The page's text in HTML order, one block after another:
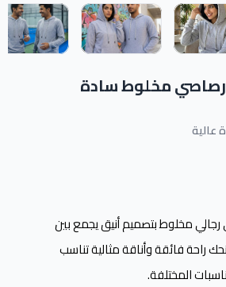
مخلوط سادة
عالية
رجالي مخلوط بتصميم أنيق يجمع بين
راحة فائقة وأناقة مثالية تناسب
المختلفة.